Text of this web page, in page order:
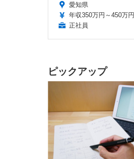
愛知県
年収350万円～450万円
正社員
ピックアップ